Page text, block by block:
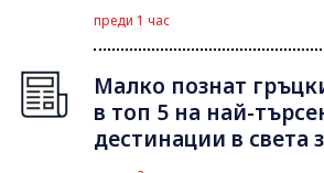
преди 1 час
Малко познат
в топ 5 на най-
дестинации в света